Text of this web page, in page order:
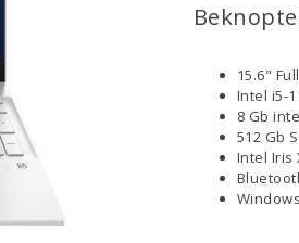
15.6"
Intel i5-
8 Gb
512 Gb
Intel Iris